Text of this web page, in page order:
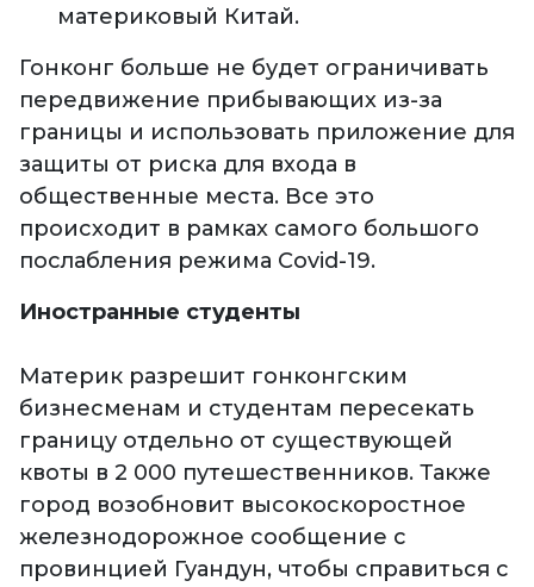
материковый Китай.
Гонконг больше не будет ограничивать
передвижение прибывающих из-за
границы и использовать приложение для
защиты от риска для входа в
общественные места. Все это
происходит в рамках самого большого
послабления режима Covid-19.
Иностранные студенты
Материк разрешит гонконгским
бизнесменам и студентам пересекать
границу отдельно от существующей
квоты в 2 000 путешественников. Также
город возобновит высокоскоростное
железнодорожное сообщение с
провинцией Гуандун, чтобы справиться с